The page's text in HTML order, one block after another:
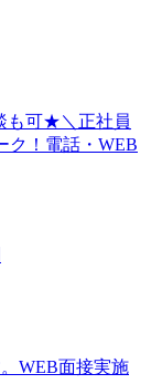
も可★＼正社員
ク！電話・WEB
WEB面接実施